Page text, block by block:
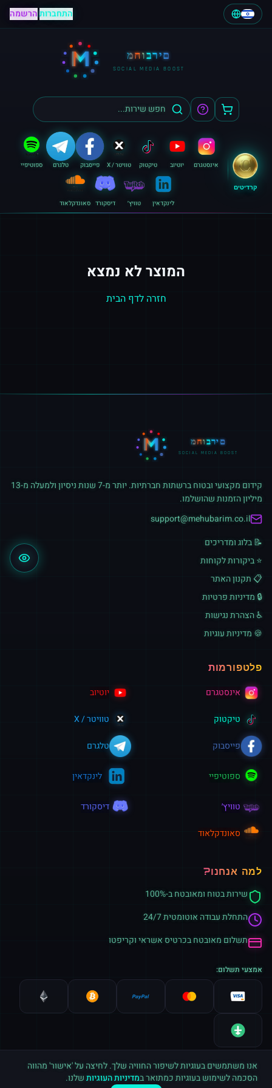
התחברות|הרשמה
M מחוברים
SOCIAL MEDIA BOOST
קרדיטים
אינסטגרם יוטיוב טיקטוק טוויטר / X פייסבוק טלגרם ספוטיפיי
לינקדאין טוויץ׳ דיסקורד סאונדקלאוד
המוצר לא נמצא
חזרה לדף הבית
M מחוברים
SOCIAL MEDIA BOOST
קידום מקצועי ובטוח ברשתות חברתיות. יותר מ-7 שנות ניסיון ולמעלה מ-13
מיליון הזמנות שהושלמו.
support@mehubarim.co.il
📝 בלוג ומדריכים
⭐ ביקורות לקוחות
📋 תקנון האתר
🔒 מדיניות פרטיות
♿ הצהרת נגישות
🍪 מדיניות עוגיות
פלטפורמות
אינסטגרם יוטיוב
טיקטוק טוויטר / X
פייסבוק טלגרם
ספוטיפיי לינקדאין
טוויץ׳ דיסקורד
סאונדקלאוד
למה אנחנו?
שירות בטוח ומאובטח ב-100%
התחלת עבודה אוטומטית 24/7
תשלום מאובטח בכרטיס אשראי וקריפטו
אמצעי תשלום:
אנו משתמשים בעוגיות לשיפור החוויה שלך. לחיצה על 'אישור' מהווה
הסכמה לשימוש בעוגיות כמתואר במדיניות העוגיותשלנו.